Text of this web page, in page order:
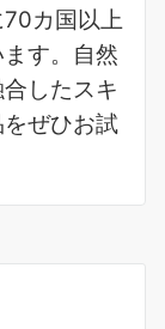
カ国以上
す。自然
したスキ
ぜひお試